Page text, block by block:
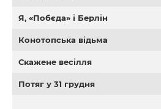
Я, «Побєда» і Берлін
Конотопська відьма
Скажене весілля
Потяг у 31 грудня